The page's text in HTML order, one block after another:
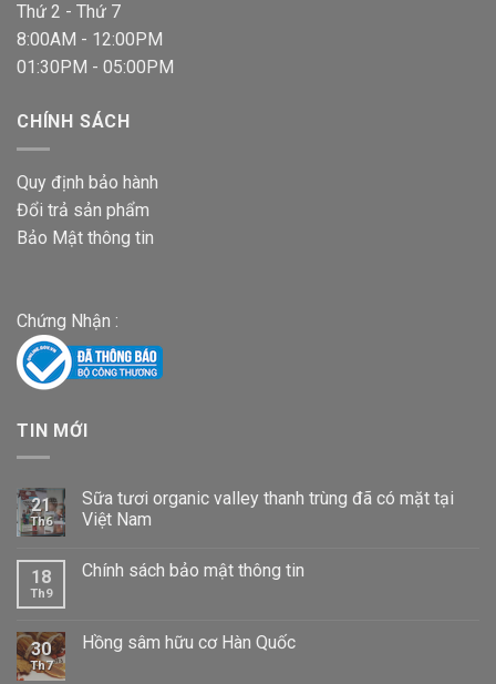
Thứ 2 - Thứ 7
8:00AM - 12:00PM
01:30PM - 05:00PM
CHÍNH SÁCH
Quy định bảo hành
Đổi trả sản phẩm
Bảo Mật thông tin
Chứng Nhận :
TIN MỚI
21
Th6
Sữa tươi organic valley thanh trùng đã có mặt tại
Việt Nam
18
Th9
Chính sách bảo mật thông tin
30
Th7
Hồng sâm hữu cơ Hàn Quốc